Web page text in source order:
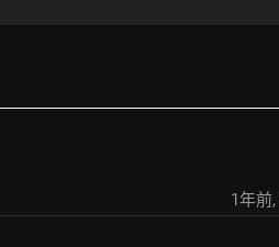
1年前,